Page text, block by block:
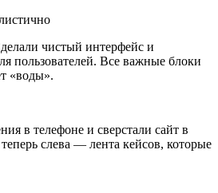
чистый интерфейс и
пользователей. Все важные блоки
«воды».
в телефоне и сверстали сайт в
слева — лента кейсов, которые